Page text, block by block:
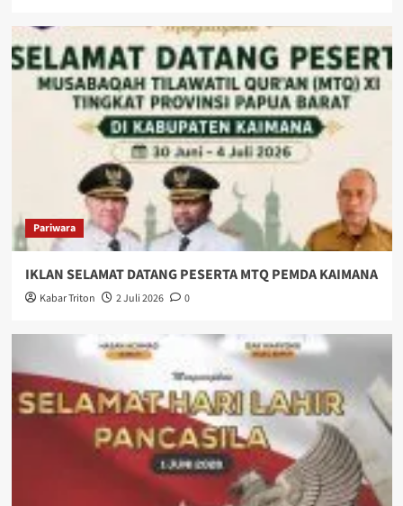
Pariwara
IKLAN SELAMAT DATANG PESERTA MTQ PEMDA KAIMANA
Kabar Triton 2 Juli 2026 0